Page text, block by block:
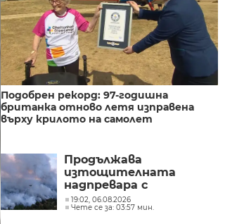
Подобрен рекорд: 97-годишна
британка отново летя изправена
върху крилото на самолет
Продължава
изтощителната
надпревара с
бушуващите пожари в
Европа
19:02, 06.08.2026
Чете се за: 03:57 мин.